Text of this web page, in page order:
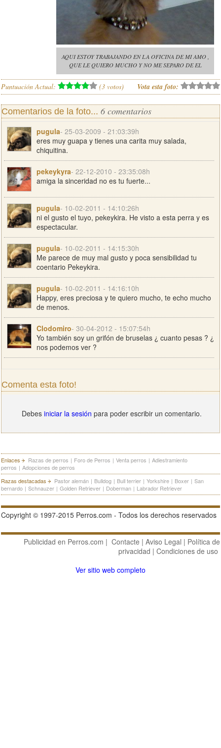
AQUI ESTOY TRABAJANDO EN LA OFICINA DE MI AMO ,
QUE LE QUIERO MUCHO Y NO ME SEPARO DE EL
Puntuación Actual: (3 votos) Vota esta foto:
Comentarios de la foto... 6 comentarios
pugula- 25-03-2009 - 21:03:39h
eres muy guapa y tienes una carita muy salada,
chiquitina.
pekeykyra- 22-12-2010 - 23:35:08h
amiga la sinceridad no es tu fuerte...
pugula- 10-02-2011 - 14:10:26h
ni el gusto el tuyo, pekeykira. He visto a esta perra y es
espectacular.
pugula- 10-02-2011 - 14:15:30h
Me parece de muy mal gusto y poca sensibilidad tu
coentario Pekeykira.
pugula- 10-02-2011 - 14:16:10h
Happy, eres preciosa y te quiero mucho, te echo mucho
de menos.
Clodomiro- 30-04-2012 - 15:07:54h
Yo también soy un grifón de bruselas ¿ cuanto pesas ? ¿
nos podemos ver ?
Comenta esta foto!
Debes iniciar la sesión para poder escribir un comentario.
Enlaces Razas de perros | Foro de Perros | Venta perros | Adiestramiento
perros | Adopciones de perros
Razas destacadas
Pastor alemán | Bulldog | Bull terrier | Yorkshire | Boxer | San
bernardo | Schnauzer | Golden Retriever | Doberman | Labrador Retriever
Copyright © 1997-2015 Perros.com - Todos los derechos reservados
Publicidad en Perros.com | Contacte | Aviso Legal | Política de
privacidad | Condiciones de uso
Ver sitio web completo